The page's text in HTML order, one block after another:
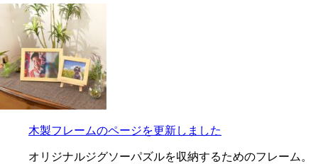
木製フレームのページを更新しました
オリジナルジグソーパズルを収納するためのフレーム。